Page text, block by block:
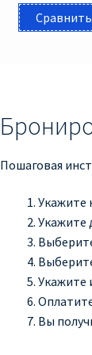
Пошаговая
Укажите
Укажите
Укажите
Вы